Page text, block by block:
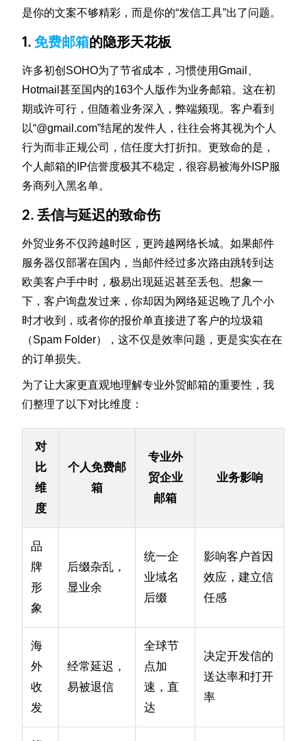
是你的文案不够精彩，而是你的“发信工具”出了问题。
1.免费邮箱的隐形天花板
许多初创SOHO为了节省成本，习惯使用Gmail、
Hotmail甚至国内的163个人版作为业务邮箱。这在初
期或许可行，但随着业务深入，弊端频现。客户看到
以“@gmail.com”结尾的发件人，往往会将其视为个人
行为而非正规公司，信任度大打折扣。更致命的是，
个人邮箱的IP信誉度极其不稳定，很容易被海外ISP服
务商列入黑名单。
2. 丢信与延迟的致命伤
外贸业务不仅跨越时区，更跨越网络长城。如果邮件
服务器仅部署在国内，当邮件经过多次路由跳转到达
欧美客户手中时，极易出现延迟甚至丢包。想象一
下，客户询盘发过来，你却因为网络延迟晚了几个小
时才收到，或者你的报价单直接进了客户的垃圾箱
（Spam Folder），这不仅是效率问题，更是实实在在
的订单损失。
为了让大家更直观地理解专业外贸邮箱的重要性，我
们整理了以下对比维度：
对
比
维
度
个人免费邮
箱
专业外
贸企业
邮箱
业务影响
品
牌
形
象
后缀杂乱，
显业余
统一企
业域名
后缀
影响客户首因
效应，建立信
任感
海
外
收
发
经常延迟，
易被退信
全球节
点加
速，直
达
决定开发信的
送达率和打开
率